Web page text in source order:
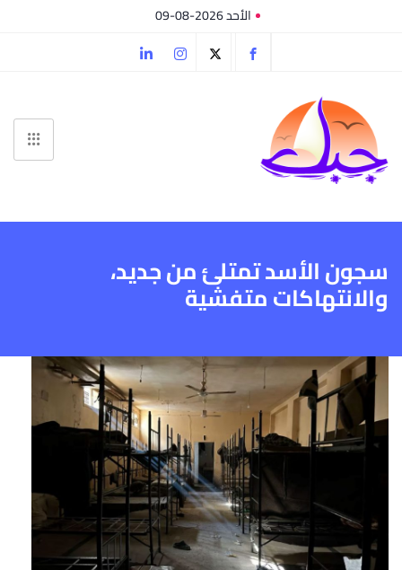
الأحد 2026-08-09
سجون الأسد تمتلئ من جديد،
والانتهاكات متفشية